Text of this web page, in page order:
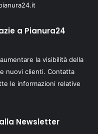
a Pianura24
la visibilità della
nuovi clienti. Contatta
le informazioni relative
Newsletter